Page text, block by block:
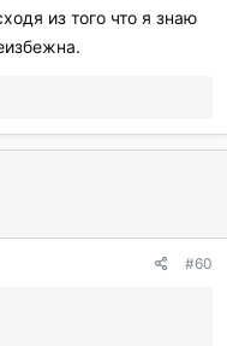
из того что я знаю
#60